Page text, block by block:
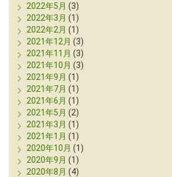
2022年5月 (3)
2022年3月 (1)
2022年2月 (1)
2021年12月 (3)
2021年11月 (3)
2021年10月 (3)
2021年9月 (1)
2021年7月 (1)
2021年6月 (1)
2021年5月 (2)
2021年3月 (1)
2021年1月 (1)
2020年10月 (1)
2020年9月 (1)
2020年8月 (4)